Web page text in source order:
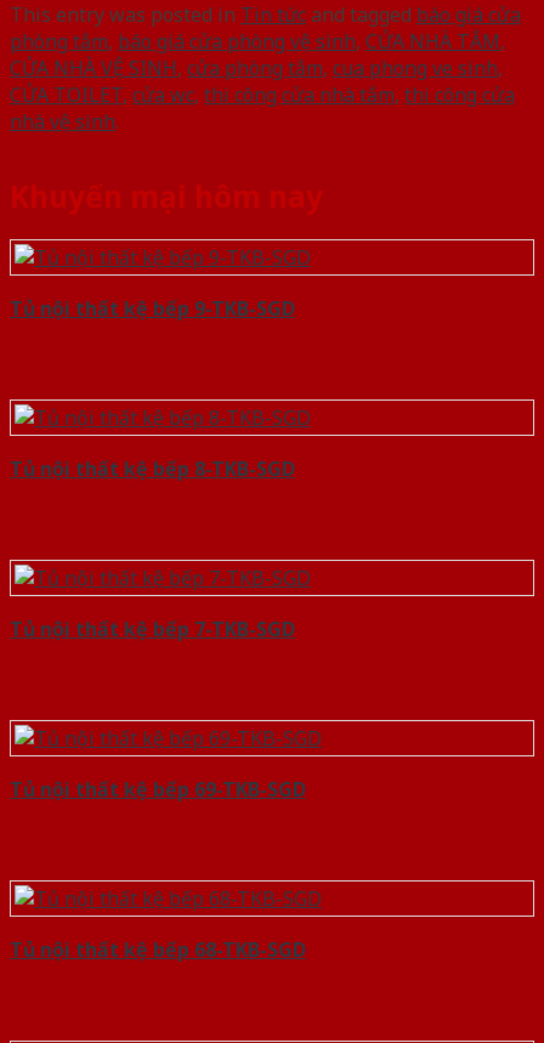
This entry was posted in Tin tứcand tagged báo giá cửa
phòng tắm, báo giá cửa phòng vệ sinh, CỬA NHÀ TẮM,
CỬA NHÀ VỆ SINH, cửa phòng tắm, cua phong ve sinh,
CỬA TOILET, cửa wc, thi công cửa nhà tắm, thi công cửa
nhà vệ sinh.
Khuyến mại hôm nay
Tủ nội thất kệ bếp 9-TKB-SGD
Tủ nội thất kệ bếp 8-TKB-SGD
Tủ nội thất kệ bếp 7-TKB-SGD
Tủ nội thất kệ bếp 69-TKB-SGD
Tủ nội thất kệ bếp 68-TKB-SGD